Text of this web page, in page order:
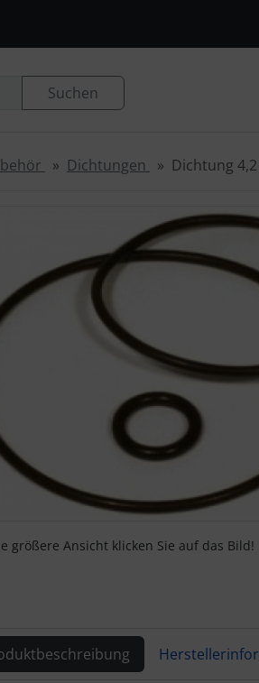
Suchen
Dichtungen Dichtung
mehr als ein Produktbild existiert,
größere Ansicht klicken Sie auf das Bild!